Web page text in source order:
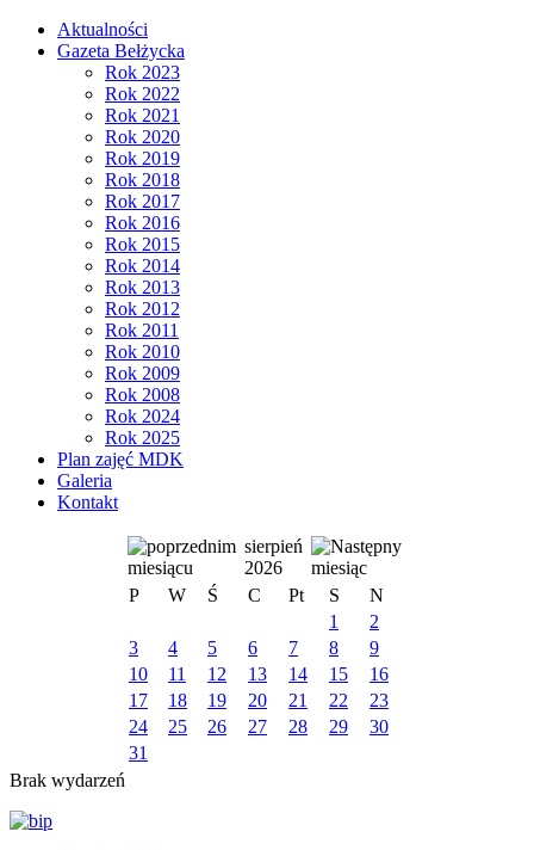
Aktualności
Gazeta Bełżycka
Rok 2023
Rok 2022
Rok 2021
Rok 2020
Rok 2019
Rok 2018
Rok 2017
Rok 2016
Rok 2015
Rok 2014
Rok 2013
Rok 2012
Rok 2011
Rok 2010
Rok 2009
Rok 2008
Rok 2024
Rok 2025
Plan zajęć MDK
Galeria
Kontakt
sierpień
2026
P
W Ś C Pt S
N
1
2
3
4 5 6 7 8
9
10
11 12 13 14 15
16
17
18 19 20 21 22
23
24
25 26 27 28 29
30
31
Brak wydarzeń